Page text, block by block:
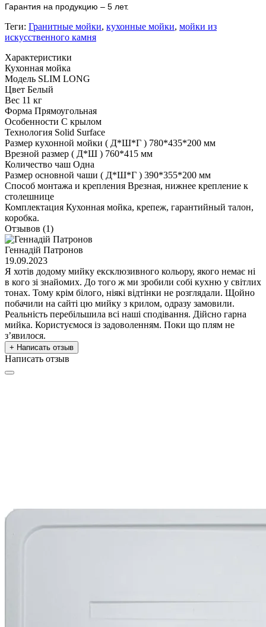
Гарантия на продукцию – 5 лет.
Теги: Гранитные мойки, кухонные мойки, мойки из
искусственного камня
Характеристики
Кухонная мойка
Модель SLIM LONG
Цвет Белый
Вес 11 кг
Форма Прямоугольная
Особенности С крылом
Технология Solid Surface
Размер кухонной мойки ( Д*Ш*Г ) 780*435*200 мм
Врезной размер ( Д*Ш ) 760*415 мм
Количество чаш Одна
Размер основной чаши ( Д*Ш*Г ) 390*355*200 мм
Способ монтажа и крепления Врезная, нижнее крепление к
столешнице
Комплектация Кухонная мойка, крепеж, гарантийный талон,
коробка.
Отзывов (1)
Геннадій Патронов
19.09.2023
Я хотів додому мийку ексклюзивного кольору, якого немає ні
в кого зі знайомих. До того ж ми зробили собі кухню у світлих
тонах. Тому крім білого, ніякі відтінки не розглядали. Щойно
побачили на сайті цю мийку з крилом, одразу замовили.
Реальність перебільшила всі наші сподівання. Дійсно гарна
мийка. Користуємося із задоволенням. Поки що плям не
з’явилося.
+ Написать отзыв
Написать отзыв